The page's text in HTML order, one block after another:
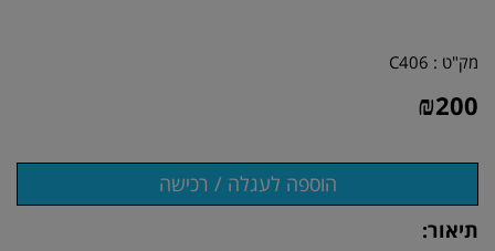
מק"ט : C406
₪200
תיאור: